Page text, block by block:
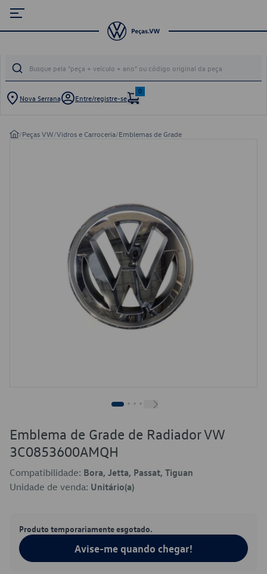
Nova Serrana Entre/registre-se
0
/Peças VW/Vidros e Carroceria/Emblemas de Grade
Emblema de Grade de Radiador VW
3C0853600AMQH
Compatibilidade: Bora, Jetta, Passat, Tiguan
Unidade de venda: Unitário(a)
Produto temporariamente esgotado.
Avise-me quando chegar!